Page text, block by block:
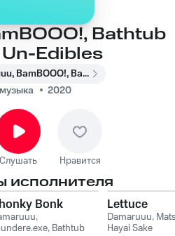
Bathtub
Edibles
Damaruuu, BamBOOO!, Bathtub Vibes
2020
Слушать Нравится
исполнителя
Bonk
,
, Bathtub
Lettuce
Damaruuu,
Hayai Sake